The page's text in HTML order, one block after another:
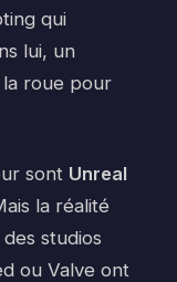
qui
lui, un
roue pour
sont Unreal
la réalité
studios
ou Valve ont